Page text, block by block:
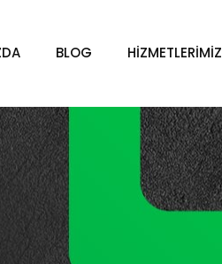
BLOG HİZMETLERİMİZ